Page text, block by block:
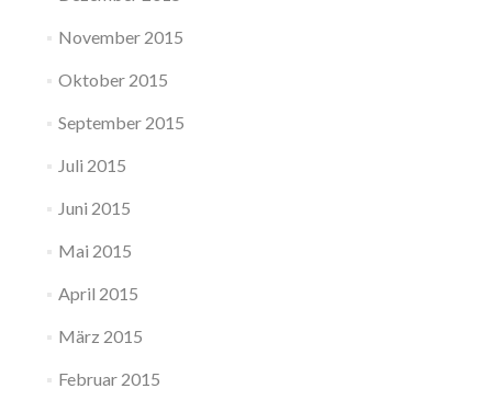
November 2015
Oktober 2015
September 2015
Juli 2015
Juni 2015
Mai 2015
April 2015
März 2015
Februar 2015